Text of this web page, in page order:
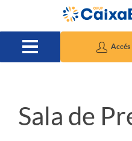
Salta al contingut principal
Accés
S
Sala de